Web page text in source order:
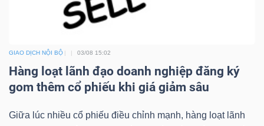
GIAO DỊCH NỘI BỘ 03/08 15:02
Hàng loạt lãnh đạo doanh nghiệp đăng ký
gom thêm cổ phiếu khi giá giảm sâu
Giữa lúc nhiều cổ phiếu điều chỉnh mạnh, hàng loạt lãnh